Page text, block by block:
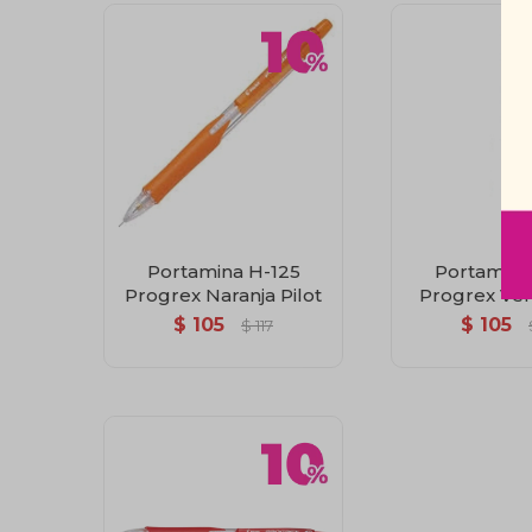
Portamina H-125
Progrex Naranja Pilot
$ 105 $ 117
Portamina
Progrex
$ 105